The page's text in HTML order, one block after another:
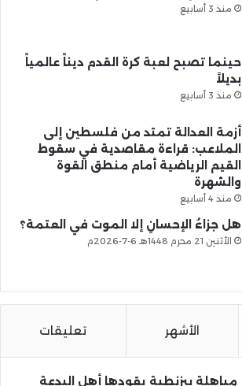
منذ 3 أسابيع
حينما تصبح لعبة كرة القدم ديناً عالمياً
بديلاً
منذ 3 أسابيع
أزمة العدالة تمتد من فلسطين إلى
الملاعب: قراءة مقاصدية في سقوط
القيم الرياضية أمام منطق القوة
والشهرة
منذ 4 أسابيع
هل جزاءُ الإحسانِ إلا الموت في العتمة؟
الأثنين 21 محرم 1448هـ 6-7-2026م
الأشهر تعليقات
مباهلة بيزنطية يقودها أهل البدعة